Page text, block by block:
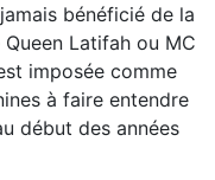
bénéficié de la
Latifah ou MC
imposée comme
à faire entendre
début des années